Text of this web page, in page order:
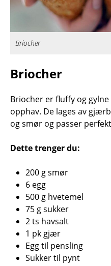
Briocher
Briocher
Briocher er fluffy og
opphav. De lages av
og smør og passer
Dette trenger du:
200 g smør
6 egg
500 g hvetemel
75 g sukker
2 ts havsalt
1 pk gjær
Egg til pensling
Sukker til pynt